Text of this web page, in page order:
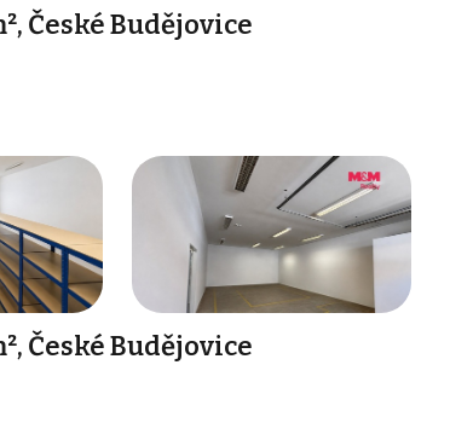
České Budějovice
České Budějovice